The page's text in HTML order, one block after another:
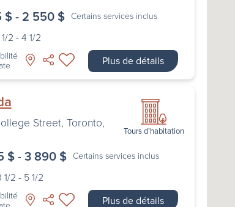
$ - 2 550 $ Certains services inclus
1/2 - 4 1/2
Plus de détails
Tours d’habitation
Street, Toronto,
$ - 3 890 $ Certains services inclus
1/2 - 5 1/2
Plus de détails